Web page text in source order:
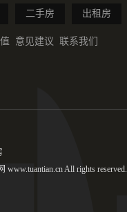
二手房 出租房
意见建议 联系我们
All rights reserved.